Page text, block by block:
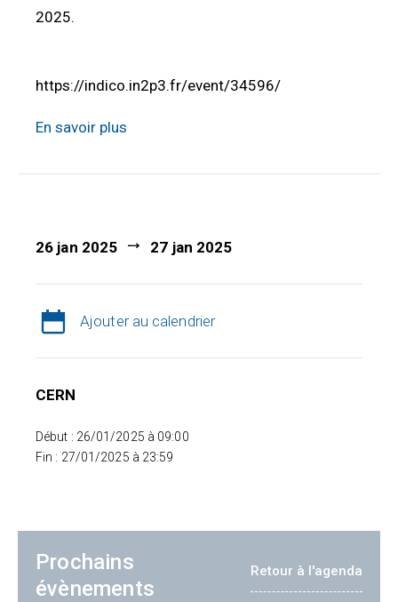
2025.
https://indico.in2p3.fr/event/34596/
En savoir plus
26 jan 2025 27 jan 2025
Ajouter au calendrier
CERN
Début : 26/01/2025 à 09:00
Fin : 27/01/2025 à 23:59
Prochains
évènements
Retour à l'agenda